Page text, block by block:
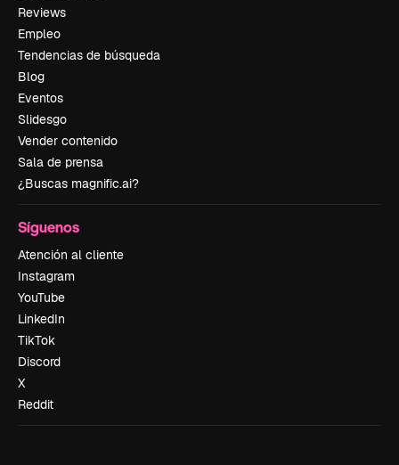
Reviews
Empleo
Tendencias de búsqueda
Blog
Eventos
Slidesgo
Vender contenido
Sala de prensa
¿Buscas magnific.ai?
Síguenos
Atención al cliente
Instagram
YouTube
LinkedIn
TikTok
Discord
X
Reddit